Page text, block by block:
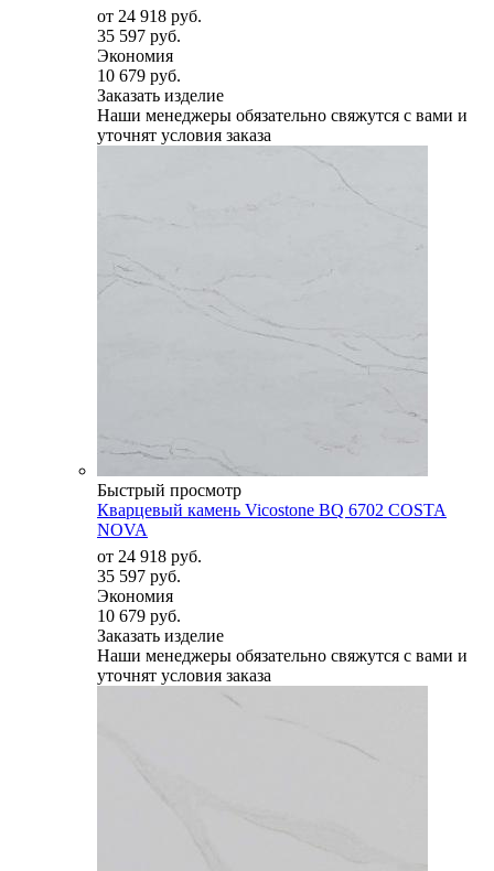
от 24 918 руб.
35 597 руб.
Экономия
10 679 руб.
Заказать изделие
Наши менеджеры обязательно свяжутся с вами и
уточнят условия заказа
Быстрый просмотр
Кварцевый камень Vicostone BQ 6702 COSTA
NOVA
от 24 918 руб.
35 597 руб.
Экономия
10 679 руб.
Заказать изделие
Наши менеджеры обязательно свяжутся с вами и
уточнят условия заказа